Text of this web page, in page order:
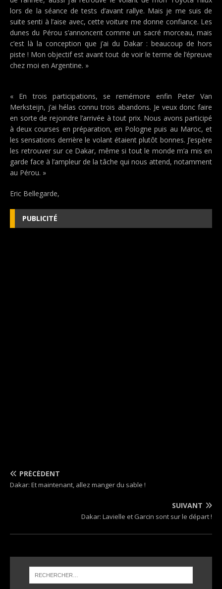
lors de la séance de tests d’avant rallye. Mais je me suis de
suite senti à l’aise avec, cette voiture me donne confiance. Les
dunes du Pérou s’annoncent comme un sacré morceau, mais
c’est là la conception que j’ai du Dakar : beaucoup de hors
piste ! Mon objectif est avant tout de voir le terme de l’épreuve
chez moi en Argentine. »
« En trois participations, se remémore enfin Peter Van
Merksteijn, j’ai hélas connu trois abandons. Je veux donc faire
en sorte de rejoindre l’arrivée à tout prix. Nous avons participé
à deux courses en préparation, en Pologne puis au Maroc, et
les sensations derrière le volant étaient plutôt bonnes. J’espère
les retrouver sur ce Dakar, même si tout le monde m’a mis en
garde face à l’ampleur de la tâche qui nous attend, notamment
au Pérou. »
Eric Bellegarde,
PUBLICITÉ
PRÉCÉDENT
Dakar: Et maintenant, allez manger du sable !
SUIVANT
Dakar: Lavielle et Garcin sont sur le départ !